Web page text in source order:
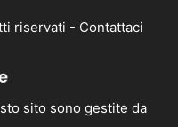
riservati - Contattaci
sito sono gestite da